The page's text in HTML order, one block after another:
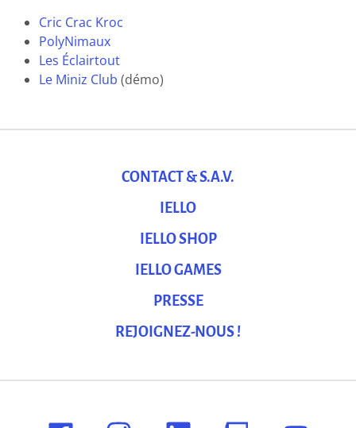
Cric Crac Kroc
PolyNimaux
Les Éclairtout
Le Miniz Club (démo)
CONTACT & S.A.V.
IELLO
IELLO SHOP
IELLO GAMES
PRESSE
REJOIGNEZ-NOUS !